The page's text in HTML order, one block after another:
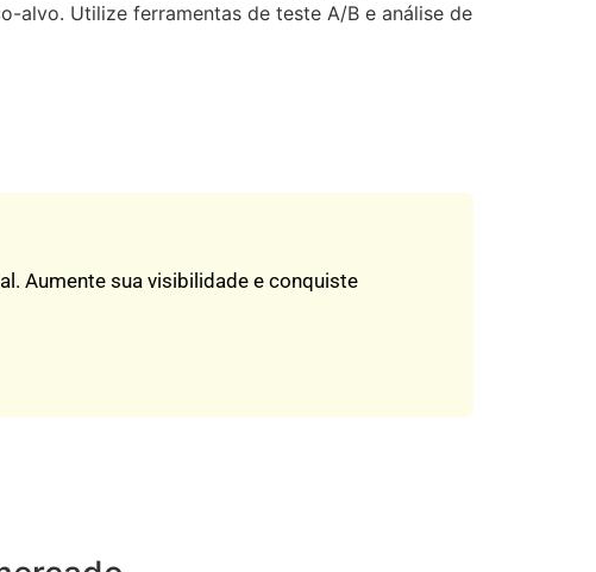
alvo. Utilize ferramentas de teste A/B e análise de
Aumente sua visibilidade e conquiste